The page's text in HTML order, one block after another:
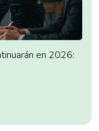
en 2026: